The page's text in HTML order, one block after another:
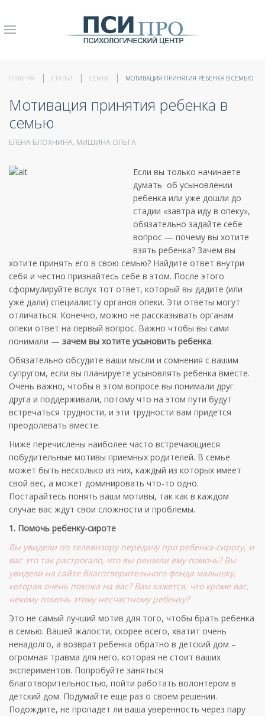
ГЛАВНАЯ СТАТЬИ СЕМЬЯ МОТИВАЦИЯ ПРИНЯТИЯ РЕБЕНКА В СЕМЬЮ
Мотивация принятия ребенка в
семью
ЕЛЕНА БЛОХНИНА, МИШИНА ОЛЬГА
Если вы только начинаете
думать об усыновлении
ребенка или уже дошли до
стадии «завтра иду в опеку»,
обязательно задайте себе
вопрос — почему вы хотите
взять ребенка? Зачем вы
хотите принять его в свою семью? Найдите ответ внутри
себя и честно признайтесь себе в этом. После этого
сформулируйте вслух тот ответ, который вы дадите (или
уже дали) специалисту органов опеки. Эти ответы могут
отличаться. Конечно, можно не рассказывать органам
опеки ответ на первый вопрос. Важно чтобы вы сами
понимали — зачем вы хотите усыновить ребенка.
Обязательно обсудите ваши мысли и сомнения с вашим
супругом, если вы планируете усыновлять ребенка вместе.
Очень важно, чтобы в этом вопросе вы понимали друг
друга и поддерживали, потому что на этом пути будут
встречаться трудности, и эти трудности вам придется
преодолевать вместе.
Ниже перечислены наиболее часто встречающиеся
побудительные мотивы приемных родителей. В семье
может быть несколько из них, каждый из которых имеет
свой вес, а может доминировать что-то одно.
Постарайтесь понять ваши мотивы, так как в каждом
случае вас ждут свои сложности и проблемы.
1. Помочь ребенку-сироте
Вы увидели по телевизору передачу про ребенка-сироту, и
вас это так растрогало, что вы решили ему помочь? Вы
увидели на сайте благотворительного фонда малышку,
которая очень похожа на вас? Вам кажется, что кроме вас,
некому помочь этому несчастному ребенку?
Это не самый лучший мотив для того, чтобы брать ребенка
в семью. Вашей жалости, скорее всего, хватит очень
ненадолго, а возврат ребенка обратно в детский дом –
огромная травма для него, которая не стоит ваших
экспериментов. Попробуйте заняться
благотворительностью, пойти работать волонтером в
детский дом. Подумайте еще раз о своем решении.
Подождите, не пропадет ли ваша уверенность через пару